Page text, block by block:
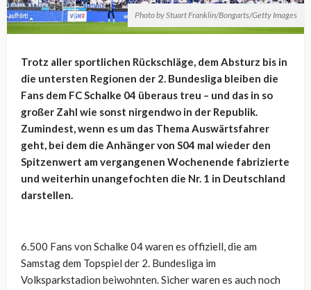
Photo by Stuart Franklin/Bongarts/Getty Images
Trotz aller sportlichen Rückschläge, dem Absturz bis in
die untersten Regionen der 2. Bundesliga bleiben die
Fans dem FC Schalke 04 überaus treu – und das in so
großer Zahl wie sonst nirgendwo in der Republik.
Zumindest, wenn es um das Thema Auswärtsfahrer
geht, bei dem die Anhänger von S04 mal wieder den
Spitzenwert am vergangenen Wochenende fabrizierte
und weiterhin unangefochten die Nr. 1 in Deutschland
darstellen.
6.500 Fans von Schalke 04 waren es offiziell, die am
Samstag dem Topspiel der 2. Bundesliga im
Volksparkstadion beiwohnten. Sicher waren es auch noch